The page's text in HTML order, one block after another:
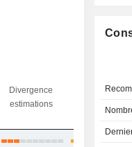
Divergence
estimations
Divergence
analystes